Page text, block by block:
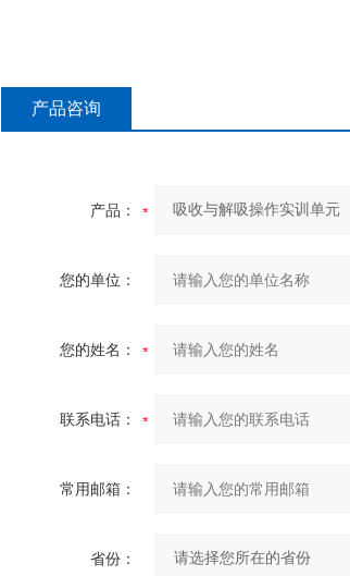
产品咨询
产品：
您的单位：
您的姓名：
联系电话：
常用邮箱：
省份：